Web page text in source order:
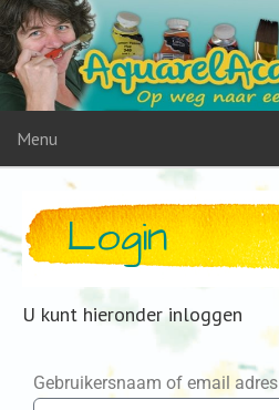
Menu
Login
U kunt hieronder inloggen
Gebruikersnaam of email adres